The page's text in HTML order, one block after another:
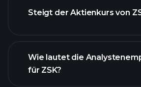
Steigt der Aktienkurs von
Wie lautet die
für ZSK?